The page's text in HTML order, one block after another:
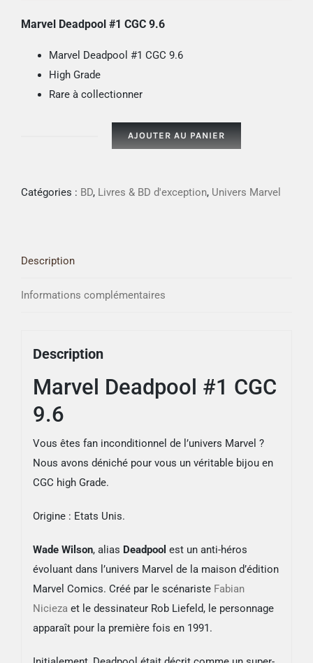
Marvel Deadpool #1 CGC 9.6
Marvel Deadpool #1 CGC 9.6
High Grade
Rare à collectionner
9.6
AJOUTER AU PANIER
Catégories : BD, Livres & BD d'exception, Univers Marvel
Description
Informations complémentaires
Description
Marvel Deadpool #1 CGC
9.6
Vous êtes fan inconditionnel de l’univers Marvel ?
Nous avons déniché pour vous un véritable bijou en
CGC high Grade.
Origine : Etats Unis.
Wade Wilson, alias Deadpool est un anti-héros
évoluant dans l’univers Marvel de la maison d’édition
Marvel Comics. Créé par le scénariste Fabian
Niciezaet le dessinateur Rob Liefeld, le personnage
apparaît pour la première fois en 1991.